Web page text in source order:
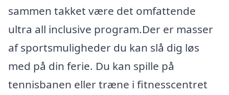
sammen takket være det omfattende
ultra all inclusive program.Der er masser
af sportsmuligheder du kan slå dig løs
med på din ferie. Du kan spille på
tennisbanen eller træne i fitnesscentret